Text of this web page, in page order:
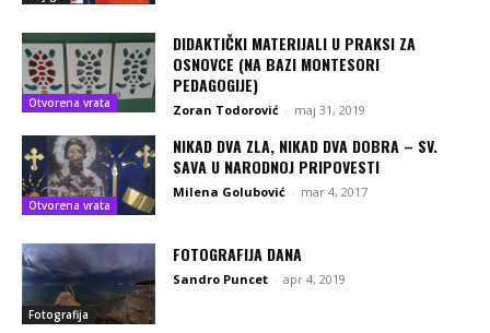
Otvorena vrata
DIDAKTIČKI MATERIJALI U PRAKSI ZA
OSNOVCE (NA BAZI MONTESORI
PEDAGOGIJE)
Zoran Todorović - maj 31, 2019
Otvorena vrata
NIKAD DVA ZLA, NIKAD DVA DOBRA – SV.
SAVA U NARODNOJ PRIPOVESTI
Milena Golubović - mar 4, 2017
Fotografija
FOTOGRAFIJA DANA
Sandro Puncet - apr 4, 2019